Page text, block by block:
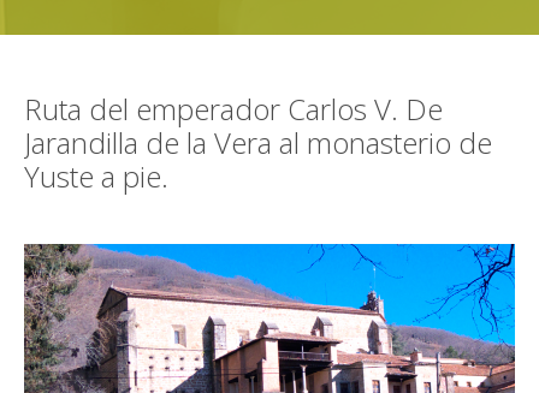
Ruta del emperador Carlos V. De
Jarandilla de la Vera al monasterio de
Yuste a pie.